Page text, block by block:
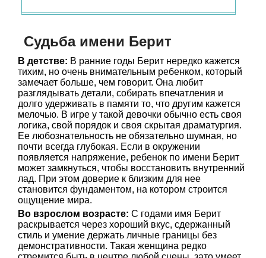
Судьба имени Берит
В детстве: В ранние годы Берит нередко кажется
тихим, но очень внимательным ребенком, который
замечает больше, чем говорит. Она любит
разглядывать детали, собирать впечатления и
долго удерживать в памяти то, что другим кажется
мелочью. В игре у такой девочки обычно есть своя
логика, свой порядок и своя скрытая драматургия.
Ее любознательность не обязательно шумная, но
почти всегда глубокая. Если в окружении
появляется напряжение, ребенок по имени Берит
может замкнуться, чтобы восстановить внутренний
лад. При этом доверие к близким для нее
становится фундаментом, на котором строится
ощущение мира.
Во взрослом возрасте: С годами имя Берит
раскрывается через хороший вкус, сдержанный
стиль и умение держать личные границы без
демонстративности. Такая женщина редко